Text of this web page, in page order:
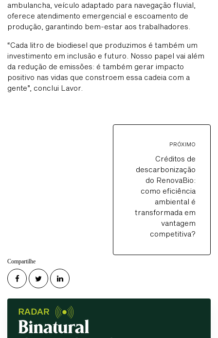
ambulancha, veículo adaptado para navegação fluvial,
oferece atendimento emergencial e escoamento de
produção, garantindo bem-estar aos trabalhadores.
“Cada litro de biodiesel que produzimos é também um
investimento em inclusão e futuro. Nosso papel vai além
da redução de emissões: é também gerar impacto
positivo nas vidas que constroem essa cadeia com a
gente”, conclui Lavor.
PRÓXIMO
Créditos de
descarbonização
do RenovaBio:
como eficiência
ambiental é
transformada em
vantagem
competitiva?
Compartilhe